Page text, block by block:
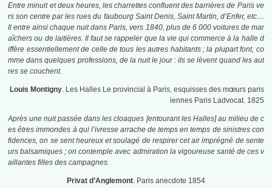
Entre minuit et deux heures, les charrettes confluent des barrières de Paris ve
rs son centre par les rues du faubourg Saint Denis, Saint Martin, d’Enfer, etc…
Il entre ainsi chaque nuit dans Paris, vers 1840, plus de 6 000 voitures de mar
aîchers ou de laitières. Il faut se rappeler que la vie qui commerce à la halle d
iffère essentiellement de celle de tous les autres habitants ; la plupart font, co
mme dans quelques professions, de la nuit le jour : ils se lèvent quand les aut
res se couchent.
Louis Montigny. Les Halles Le provincial à Paris, esquisses des mœurs paris
iennes Paris Ladvocat. 1825
Après une nuit passée dans les cloaques [entourant les Halles] au milieu de c
es êtres immondes à qui l’ivresse arrache de temps en temps de sinistres con
fidences, on se sent heureux et soulagé de respirer cet air imprégné de sente
urs balsamiques ; on contemple avec admiration la vigoureuse santé de ces v
aillantes filles des campagnes.
Privat d’Anglemont. Paris anecdote 1854